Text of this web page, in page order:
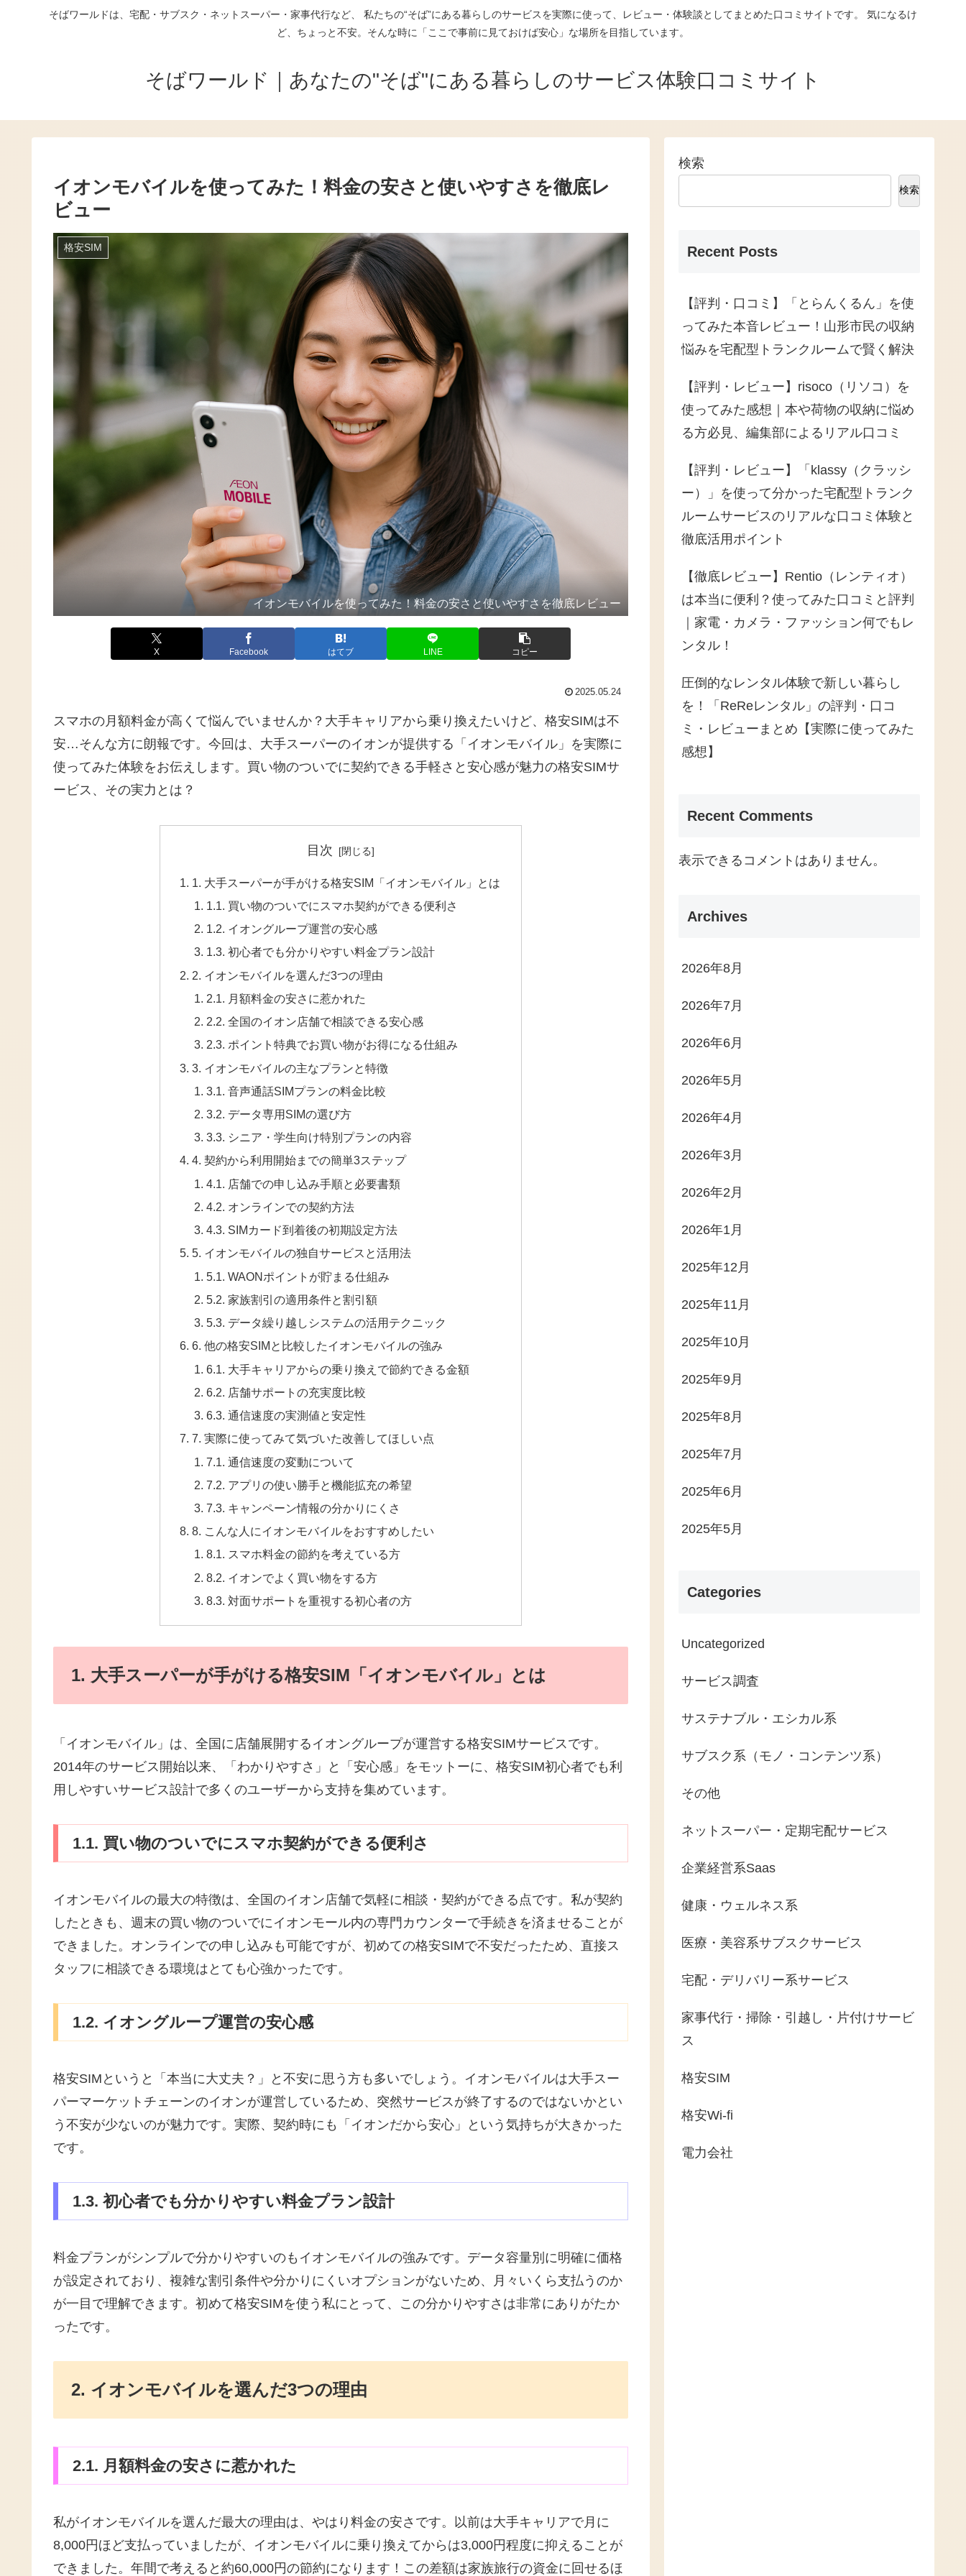
そばワールドは、宅配・サブスク・ネットスーパー・家事代行など、 私たちの“そば”にある暮らしのサービスを実際に使って、レビュー・体験談としてまとめた口コミサイトです。 気になるけ
ど、ちょっと不安。そんな時に「ここで事前に見ておけば安心」な場所を目指しています。
そばワールド｜あなたの"そば"にある暮らしのサービス体験口コミサイト
イオンモバイルを使ってみた！料金の安さと使いやすさを徹底レ
ビュー
格安SIM
イオンモバイルを使ってみた！料金の安さと使いやすさを徹底レビュー
X Facebook はてブ LINE コピー
2025.05.24
スマホの月額料金が高くて悩んでいませんか？大手キャリアから乗り換えたいけど、格安SIMは不
安…そんな方に朗報です。今回は、大手スーパーのイオンが提供する「イオンモバイル」を実際に
使ってみた体験をお伝えします。買い物のついでに契約できる手軽さと安心感が魅力の格安SIMサ
ービス、その実力とは？
目次
1. 大手スーパーが手がける格安SIM「イオンモバイル」とは
1.1. 買い物のついでにスマホ契約ができる便利さ
1.2. イオングループ運営の安心感
1.3. 初心者でも分かりやすい料金プラン設計
2. イオンモバイルを選んだ3つの理由
2.1. 月額料金の安さに惹かれた
2.2. 全国のイオン店舗で相談できる安心感
2.3. ポイント特典でお買い物がお得になる仕組み
3. イオンモバイルの主なプランと特徴
3.1. 音声通話SIMプランの料金比較
3.2. データ専用SIMの選び方
3.3. シニア・学生向け特別プランの内容
4. 契約から利用開始までの簡単3ステップ
4.1. 店舗での申し込み手順と必要書類
4.2. オンラインでの契約方法
4.3. SIMカード到着後の初期設定方法
5. イオンモバイルの独自サービスと活用法
5.1. WAONポイントが貯まる仕組み
5.2. 家族割引の適用条件と割引額
5.3. データ繰り越しシステムの活用テクニック
6. 他の格安SIMと比較したイオンモバイルの強み
6.1. 大手キャリアからの乗り換えで節約できる金額
6.2. 店舗サポートの充実度比較
6.3. 通信速度の実測値と安定性
7. 実際に使ってみて気づいた改善してほしい点
7.1. 通信速度の変動について
7.2. アプリの使い勝手と機能拡充の希望
7.3. キャンペーン情報の分かりにくさ
8. こんな人にイオンモバイルをおすすめしたい
8.1. スマホ料金の節約を考えている方
8.2. イオンでよく買い物をする方
8.3. 対面サポートを重視する初心者の方
1. 大手スーパーが手がける格安SIM「イオンモバイル」とは
「イオンモバイル」は、全国に店舗展開するイオングループが運営する格安SIMサービスです。
2014年のサービス開始以来、「わかりやすさ」と「安心感」をモットーに、格安SIM初心者でも利
用しやすいサービス設計で多くのユーザーから支持を集めています。
1.1. 買い物のついでにスマホ契約ができる便利さ
イオンモバイルの最大の特徴は、全国のイオン店舗で気軽に相談・契約ができる点です。私が契約
したときも、週末の買い物のついでにイオンモール内の専門カウンターで手続きを済ませることが
できました。オンラインでの申し込みも可能ですが、初めての格安SIMで不安だったため、直接ス
タッフに相談できる環境はとても心強かったです。
1.2. イオングループ運営の安心感
格安SIMというと「本当に大丈夫？」と不安に思う方も多いでしょう。イオンモバイルは大手スー
パーマーケットチェーンのイオンが運営しているため、突然サービスが終了するのではないかとい
う不安が少ないのが魅力です。実際、契約時にも「イオンだから安心」という気持ちが大きかった
です。
1.3. 初心者でも分かりやすい料金プラン設計
料金プランがシンプルで分かりやすいのもイオンモバイルの強みです。データ容量別に明確に価格
が設定されており、複雑な割引条件や分かりにくいオプションがないため、月々いくら支払うのか
が一目で理解できます。初めて格安SIMを使う私にとって、この分かりやすさは非常にありがたか
ったです。
2. イオンモバイルを選んだ3つの理由
2.1. 月額料金の安さに惹かれた
私がイオンモバイルを選んだ最大の理由は、やはり料金の安さです。以前は大手キャリアで月に
8,000円ほど支払っていましたが、イオンモバイルに乗り換えてからは3,000円程度に抑えることが
できました。年間で考えると約60,000円の節約になります！この差額は家族旅行の資金に回せるほ
検索
検索
Recent Posts
【評判・口コミ】「とらんくるん」を使
ってみた本音レビュー！山形市民の収納
悩みを宅配型トランクルームで賢く解決
【評判・レビュー】risoco（リソコ）を
使ってみた感想｜本や荷物の収納に悩め
る方必見、編集部によるリアル口コミ
【評判・レビュー】「klassy（クラッシ
ー）」を使って分かった宅配型トランク
ルームサービスのリアルな口コミ体験と
徹底活用ポイント
【徹底レビュー】Rentio（レンティオ）
は本当に便利？使ってみた口コミと評判
｜家電・カメラ・ファッション何でもレ
ンタル！
圧倒的なレンタル体験で新しい暮らし
を！「ReReレンタル」の評判・口コ
ミ・レビューまとめ【実際に使ってみた
感想】
Recent Comments
表示できるコメントはありません。
Archives
2026年8月
2026年7月
2026年6月
2026年5月
2026年4月
2026年3月
2026年2月
2026年1月
2025年12月
2025年11月
2025年10月
2025年9月
2025年8月
2025年7月
2025年6月
2025年5月
Categories
Uncategorized
サービス調査
サステナブル・エシカル系
サブスク系（モノ・コンテンツ系）
その他
ネットスーパー・定期宅配サービス
企業経営系Saas
健康・ウェルネス系
医療・美容系サブスクサービス
宅配・デリバリー系サービス
家事代行・掃除・引越し・片付けサービ
ス
格安SIM
格安Wi-fi
電力会社